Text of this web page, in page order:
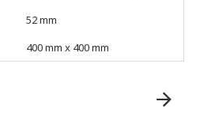
52 mm
400 mm x 400 mm